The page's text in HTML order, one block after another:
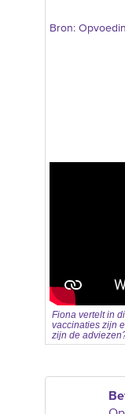
Bron:
Fiona vertelt in
vaccinaties zijn
zijn de